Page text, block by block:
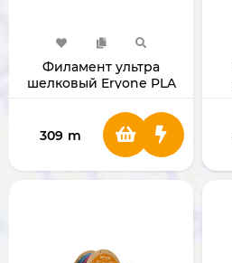
Филамент ультра
шелковый Eryone PLA
1 Кг
309 m